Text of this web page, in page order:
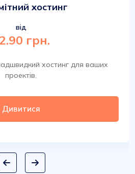
хостинг
від
грн.
хостинг для ваших
проектів.
Дивитися